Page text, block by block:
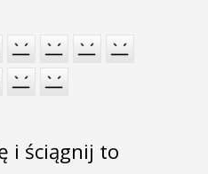
i ściągnij to